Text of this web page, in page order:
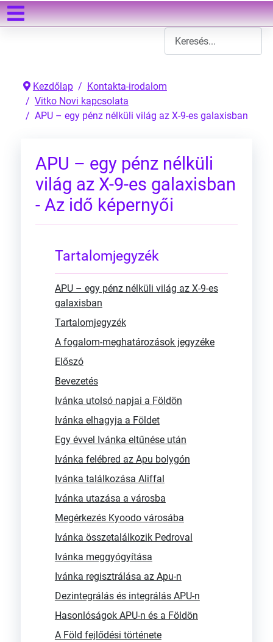
Kezdőlap
Kontakta-irodalom
Vitko Novi kapcsolata
APU – egy pénz nélküli világ az X-9-es galaxisban
APU – egy pénz nélküli
világ az X-9-es galaxisban
- Az idő képernyői
Tartalomjegyzék
APU – egy pénz nélküli világ az X-9-es
galaxisban
Tartalomjegyzék
A fogalom-meghatározások jegyzéke
Előszó
Bevezetés
Ivánka utolsó napjai a Földön
Ivánka elhagyja a Földet
Egy évvel Ivánka eltűnése után
Ivánka felébred az Apu bolygón
Ivánka találkozása Aliffal
Ivánka utazása a városba
Megérkezés Kyoodo városába
Ivánka összetalálkozik Pedroval
Ivánka meggyógyítása
Ivánka regisztrálása az Apu-n
Dezintegrálás és integrálás APU-n
Hasonlóságok APU-n és a Földön
A Föld fejlődési története